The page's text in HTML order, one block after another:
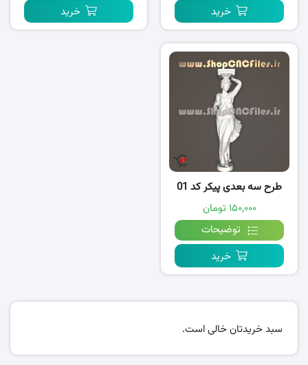
خرید
خرید
طرح سه بعدی پیکر کد 01
۱۵۰,۰۰۰ تومان
توضیحات
خرید
سبد خریدتان خالی است.